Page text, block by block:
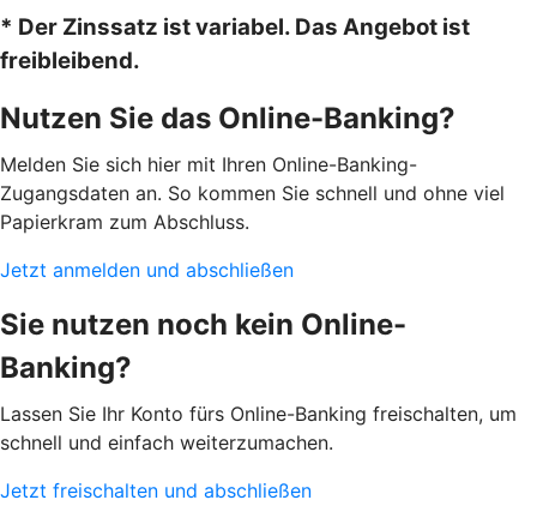
* Der Zinssatz ist variabel. Das Angebot ist
freibleibend.
Nutzen Sie das Online-Banking?
Melden Sie sich hier mit Ihren Online-Banking-
Zugangsdaten an. So kommen Sie schnell und ohne viel
Papierkram zum Abschluss.
Jetzt anmelden und abschließen
Sie nutzen noch kein Online-
Banking?
Lassen Sie Ihr Konto fürs Online-Banking freischalten, um
schnell und einfach weiterzumachen.
Jetzt freischalten und abschließen